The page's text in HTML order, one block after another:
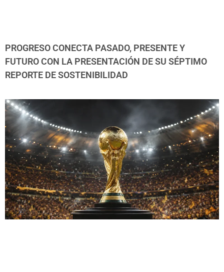
PROGRESO CONECTA PASADO, PRESENTE Y
FUTURO CON LA PRESENTACIÓN DE SU SÉPTIMO
REPORTE DE SOSTENIBILIDAD